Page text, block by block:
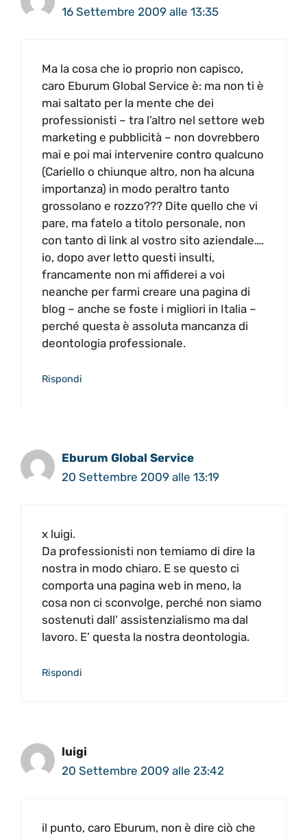
16 Settembre 2009 alle 13:35
Ma la cosa che io proprio non capisco,
caro Eburum Global Service è: ma non ti è
mai saltato per la mente che dei
professionisti – tra l’altro nel settore web
marketing e pubblicità – non dovrebbero
mai e poi mai intervenire contro qualcuno
(Cariello o chiunque altro, non ha alcuna
importanza) in modo peraltro tanto
grossolano e rozzo??? Dite quello che vi
pare, ma fatelo a titolo personale, non
con tanto di link al vostro sito aziendale….
io, dopo aver letto questi insulti,
francamente non mi affiderei a voi
neanche per farmi creare una pagina di
blog – anche se foste i migliori in Italia –
perché questa è assoluta mancanza di
deontologia professionale.
Rispondi
Eburum Global Service
20 Settembre 2009 alle 13:19
x luigi.
Da professionisti non temiamo di dire la
nostra in modo chiaro. E se questo ci
comporta una pagina web in meno, la
cosa non ci sconvolge, perché non siamo
sostenuti dall’ assistenzialismo ma dal
lavoro. E’ questa la nostra deontologia.
Rispondi
luigi
20 Settembre 2009 alle 23:42
il punto, caro Eburum, non è dire ciò che